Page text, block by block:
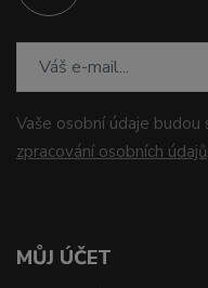
Vaše osobní údaje
zpracování osobních údajů
MŮJ ÚČET